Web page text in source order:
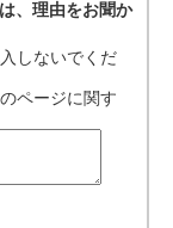
、理由をお聞か
しないでくだ
ページに関す